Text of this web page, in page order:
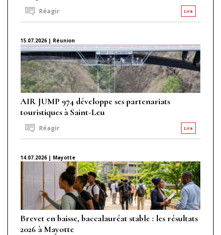
Lire
Réagir
15.07.2026 | Réunion
AIR JUMP 974 développe ses partenariats
touristiques à Saint-Leu
Lire
Réagir
14.07.2026 | Mayotte
Brevet en baisse, baccalauréat stable : les résultats
2026 à Mayotte